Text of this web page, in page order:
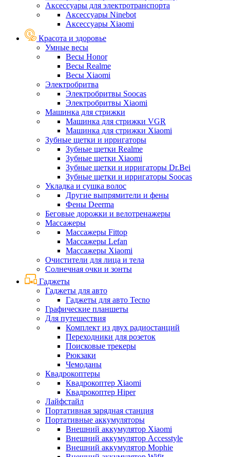
Аксессуары для электротранспорта
Аксессуары Ninebot
Аксессуары Xiaomi
Красота и здоровье
Умные весы
Весы Honor
Весы Realme
Весы Xiaomi
Электробритва
Электробритвы Soocas
Электробритвы Xiaomi
Машинка для стрижки
Машинка для стрижки VGR
Машинка для стрижки Xiaomi
Зубные щетки и ирригаторы
Зубные щетки Realme
Зубные щетки Xiaomi
Зубные щетки и ирригаторы Dr.Bei
Зубные щетки и ирригаторы Soocas
Укладка и сушка волос
Другие выпрямители и фены
Фены Deerma
Беговые дорожки и велотренажеры
Массажеры
Массажеры Fittop
Массажеры Lefan
Массажеры Xiaomi
Очистители для лица и тела
Солнечная очки и зонты
Гаджеты
Гаджеты для авто
Гаджеты для авто Tecno
Графические планшеты
Для путешествия
Комплект из двух радиостанций
Переходники для розеток
Поисковые трекеры
Рюкзаки
Чемоданы
Квадрокоптеры
Квадрокоптер Xiaomi
Квадрокоптер Hiper
Лайфстайл
Портативная зарядная станция
Портативные аккумуляторы
Внешний аккумулятор Xiaomi
Внешний аккумулятор Accesstyle
Внешний аккумулятор Mophie